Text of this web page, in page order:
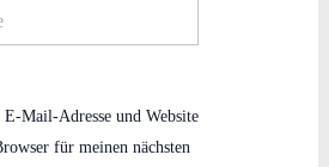
E-Mail-Adresse und Website
für meinen nächsten